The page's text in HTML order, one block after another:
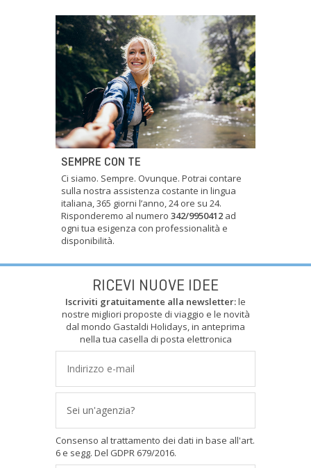
SEMPRE CON TE
Ci siamo. Sempre. Ovunque. Potrai contare
sulla nostra assistenza costante in lingua
italiana, 365 giorni l’anno, 24 ore su 24.
Risponderemo al numero 342/9950412 ad
ogni tua esigenza con professionalità e
disponibilità.
RICEVI NUOVE IDEE
Iscriviti gratuitamente alla newsletter:le
nostre migliori proposte di viaggio e le novità
dal mondo Gastaldi Holidays, in anteprima
nella tua casella di posta elettronica
Sei un'agenzia?
Consenso al trattamento dei dati in base all'art.
6 e segg. Del GDPR 679/2016.